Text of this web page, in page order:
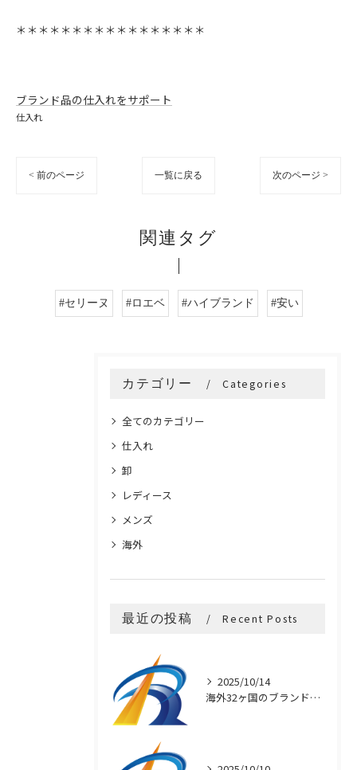
＊＊＊＊＊＊＊＊＊＊＊＊＊＊＊＊＊
ブランド品の仕入れをサポート
仕入れ
< 前のページ 一覧に戻る 次のページ >
関連タグ
#セリーヌ #ロエベ #ハイブランド #安い
カテゴリー Categories
全てのカテゴリー
仕入れ
卸
レディース
メンズ
海外
最近の投稿 Recent Posts
2025/10/14
海外32ヶ国のブランド買付け術